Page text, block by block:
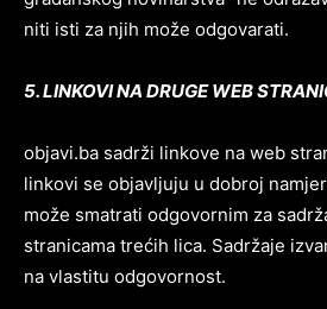
niti isti za njih može odgovarati.
5. LINKOVI NA DRUGE WEB
objavi.ba sadrži linkove na web
linkovi se objavljuju u dobroj
može smatrati odgovornim za
stranicama trećih lica. Sadržaje
na vlastitu odgovornost.